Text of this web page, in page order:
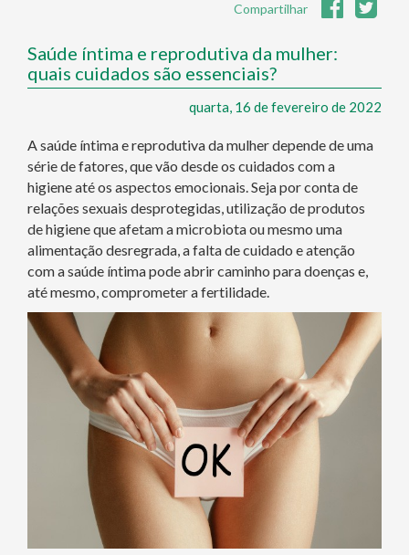
Compartilhar
Saúde íntima e reprodutiva da mulher:
quais cuidados são essenciais?
quarta, 16 de fevereiro de 2022
A saúde íntima e reprodutiva da mulher depende de uma
série de fatores, que vão desde os cuidados com a
higiene até os aspectos emocionais. Seja por conta de
relações sexuais desprotegidas, utilização de produtos
de higiene que afetam a microbiota ou mesmo uma
alimentação desregrada, a falta de cuidado e atenção
com a saúde íntima pode abrir caminho para doenças e,
até mesmo, comprometer a fertilidade.